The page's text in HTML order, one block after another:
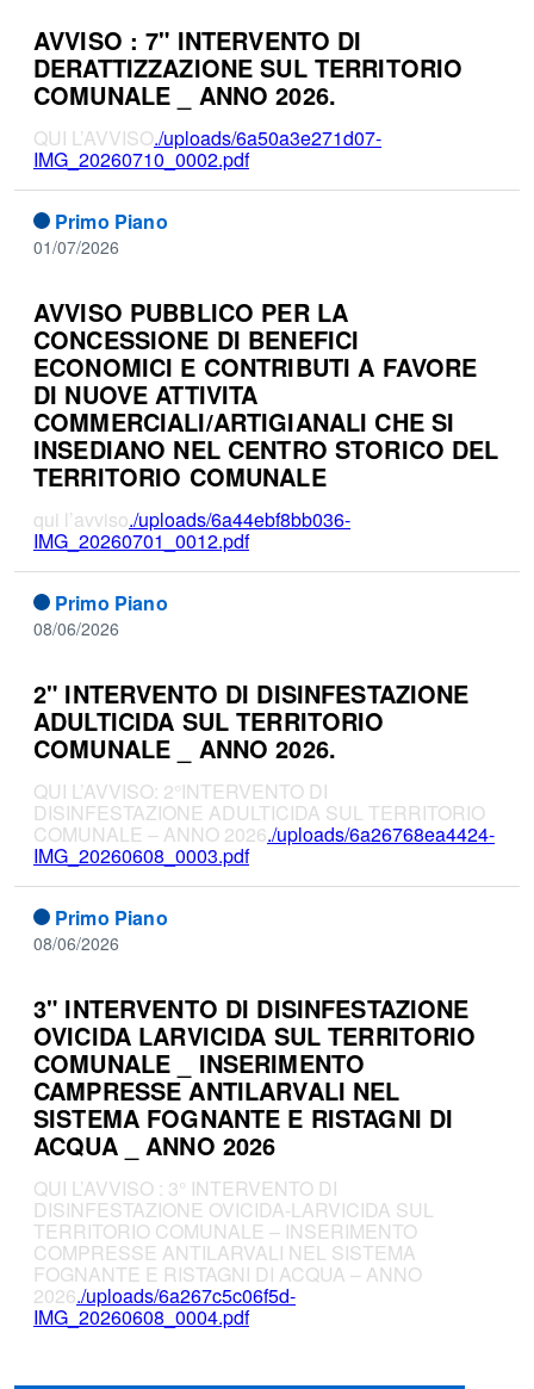
AVVISO : 7" INTERVENTO DI
DERATTIZZAZIONE SUL TERRITORIO
COMUNALE _ ANNO 2026.
QUI L’AVVISO./uploads/6a50a3e271d07-
IMG_20260710_0002.pdf
Primo Piano
01/07/2026
AVVISO PUBBLICO PER LA
CONCESSIONE DI BENEFICI
ECONOMICI E CONTRIBUTI A FAVORE
DI NUOVE ATTIVITA
COMMERCIALI/ARTIGIANALI CHE SI
INSEDIANO NEL CENTRO STORICO DEL
TERRITORIO COMUNALE
qui l’avviso./uploads/6a44ebf8bb036-
IMG_20260701_0012.pdf
Primo Piano
08/06/2026
2" INTERVENTO DI DISINFESTAZIONE
ADULTICIDA SUL TERRITORIO
COMUNALE _ ANNO 2026.
QUI L’AVVISO: 2°INTERVENTO DI
DISINFESTAZIONE ADULTICIDA SUL TERRITORIO
COMUNALE – ANNO 2026./uploads/6a26768ea4424-
IMG_20260608_0003.pdf
Primo Piano
08/06/2026
3" INTERVENTO DI DISINFESTAZIONE
OVICIDA LARVICIDA SUL TERRITORIO
COMUNALE _ INSERIMENTO
CAMPRESSE ANTILARVALI NEL
SISTEMA FOGNANTE E RISTAGNI DI
ACQUA _ ANNO 2026
QUI L’AVVISO : 3° INTERVENTO DI
DISINFESTAZIONE OVICIDA-LARVICIDA SUL
TERRITORIO COMUNALE – INSERIMENTO
COMPRESSE ANTILARVALI NEL SISTEMA
FOGNANTE E RISTAGNI DI ACQUA – ANNO
2026./uploads/6a267c5c06f5d-
IMG_20260608_0004.pdf